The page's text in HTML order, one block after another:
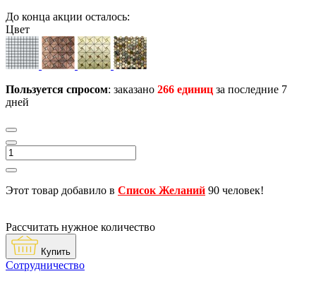
До конца акции осталось:
Цвет
Пользуется спросом: заказано 266 единиц за последние 7
дней
Этот товар добавило в Список Желаний 90 человек!
Рассчитать нужное количество
Купить
Сотрудничество